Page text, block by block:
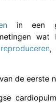
in een
wat
,
de eerste